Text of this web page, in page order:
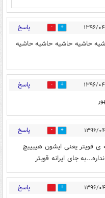
14 پاسخ
حاشیه حاشیه حاشیه حاشیه
13 پاسخ
14 پاسخ
ی قویتر یعنی ایشون هییییچ
جای ایرانه قویتر
23 پاسخ